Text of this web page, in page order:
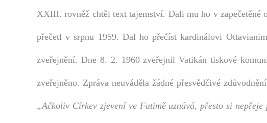
XXIII. rovněž chtěl text tajemství. Dali mu ho v
přečetl v srpnu 1959. Dal ho přečíst kardinálovi
zveřejnění. Dne 8. 2. 1960 zveřejnil Vatikán tiskové
zveřejněno. Zpráva neuváděla žádné přesvědčivé
„Ačkoliv Církev zjevení ve Fatimě uznává, přesto si